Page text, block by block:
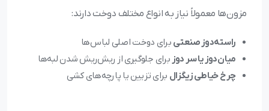
مزون‌ها معمولاً نیاز به انواع مختلف دوخت دارند:
راسته‌دوز صنعتی برای دوخت اصلی لباس‌ها
میان‌دوز یا سر دوز برای جلوگیری از ریش‌ریش شدن لبه‌ها
چرخ خیاطی زیگزال برای تزیین یا پارچه‌های کشی